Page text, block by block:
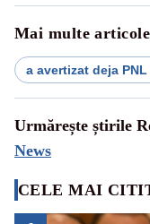
Mai multe
a avertizat deja PNL
Urmărește știrile
News
CELE MAI